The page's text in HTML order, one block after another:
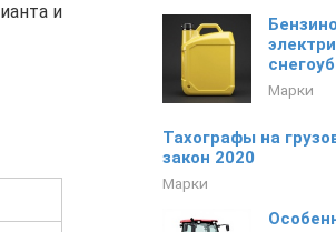
и
Марки
Тахографы на
закон 2020
Марки